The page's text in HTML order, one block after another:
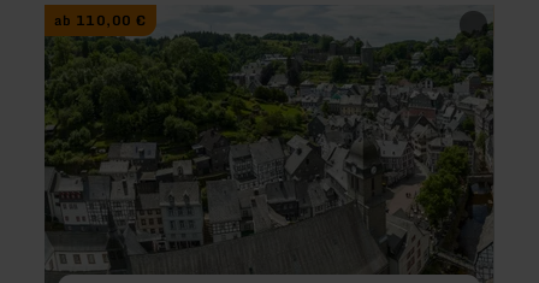
ab 110,00 €
mehr
erfahren
zu:
Über
den
Dächern
von
Monschau
-
8